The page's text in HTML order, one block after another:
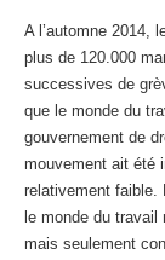
A l’automne 2014,
plus de 120.000
successives de
que le monde du
gouvernement de
mouvement ait été
relativement faible.
le monde du travail
mais seulement